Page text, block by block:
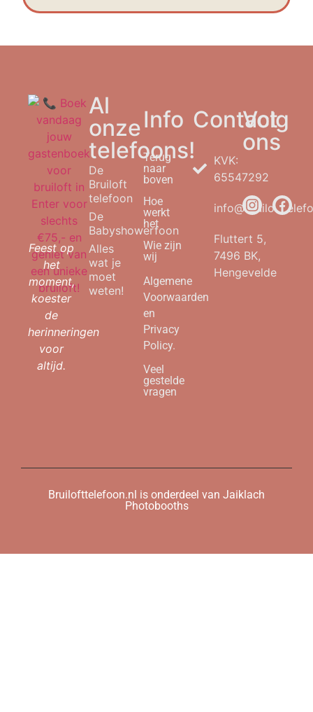
Feest op
het
moment,
koester
de
herinneringen
voor
altijd.
Al
onze
telefoons!
De
Bruiloft
telefoon
De
Babyshowerfoon
Alles
wat je
moet
weten!
Info
Terug
naar
boven
Hoe
werkt
het
Wie zijn
wij
Algemene
Voorwaarden
en
Privacy
Policy.
Veel
gestelde
vragen
Contact
KVK:
65547292
Fluttert 5,
7496 BK,
Hengevelde
Volg
ons
Bruilofttelefoon.nl is onderdeel van Jaiklach
Photobooths